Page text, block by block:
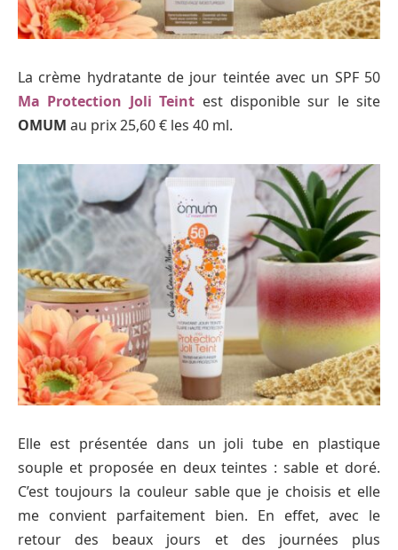
La crème hydratante de jour teintée avec un SPF 50
Ma Protection Joli Teint est disponible sur le site
OMUM au prix 25,60 € les 40 ml.
Elle est présentée dans un joli tube en plastique
souple et proposée en deux teintes : sable et doré.
C’est toujours la couleur sable que je choisis et elle
me convient parfaitement bien. En effet, avec le
retour des beaux jours et des journées plus